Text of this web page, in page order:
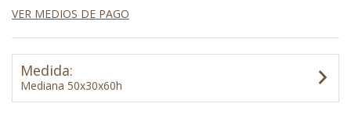
VER MEDIOS DE PAGO
Medida:
Mediana 50x30x60h